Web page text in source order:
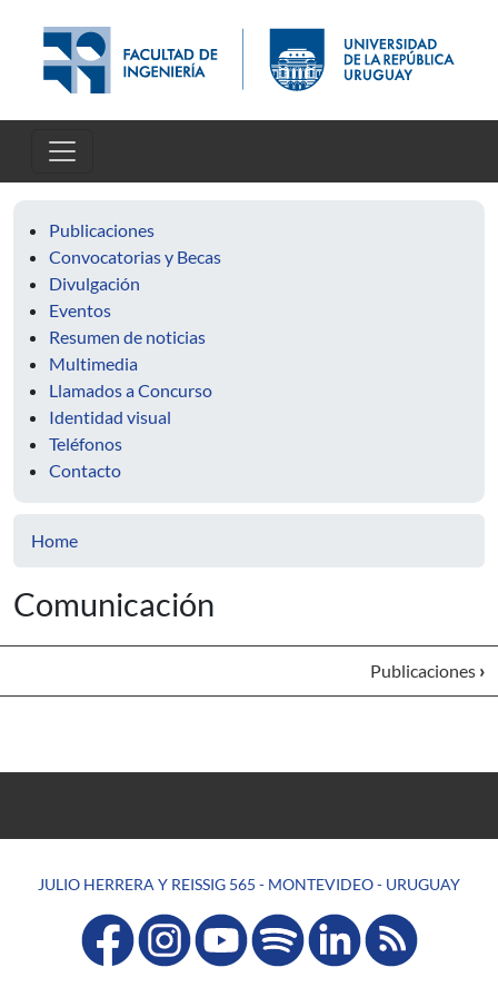
Publicaciones
Convocatorias y Becas
Divulgación
Eventos
Resumen de noticias
Multimedia
Llamados a Concurso
Identidad visual
Teléfonos
Contacto
Home
Comunicación
Publicaciones ›
JULIO HERRERA Y REISSIG 565 - MONTEVIDEO - URUGUAY